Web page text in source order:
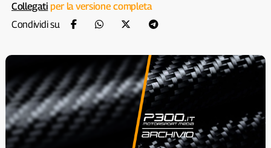
Collegati per la versione completa
Condividi su